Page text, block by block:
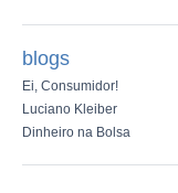
blogs
Ei, Consumidor!
Luciano Kleiber
Dinheiro na Bolsa